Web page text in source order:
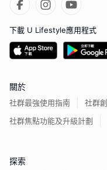
下載 U Lifestyle應用程式
關於
社群最強使用指南
社群
社群焦點功能及升級計劃
探索